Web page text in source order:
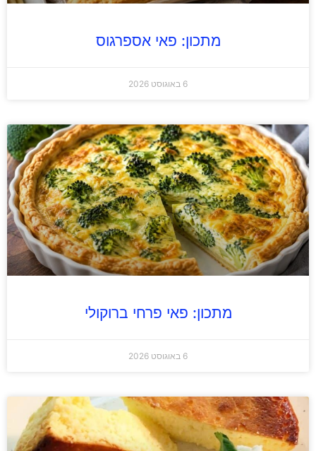
מתכון: פאי אספרגוס
6 באוגוסט 2026
מתכון: פאי פרחי ברוקולי
6 באוגוסט 2026